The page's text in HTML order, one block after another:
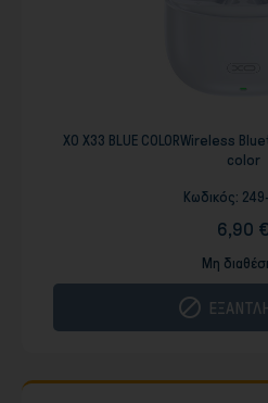
XO X33 BLUE COLORWireless
color
Κωδικός:
6,90
Μη
